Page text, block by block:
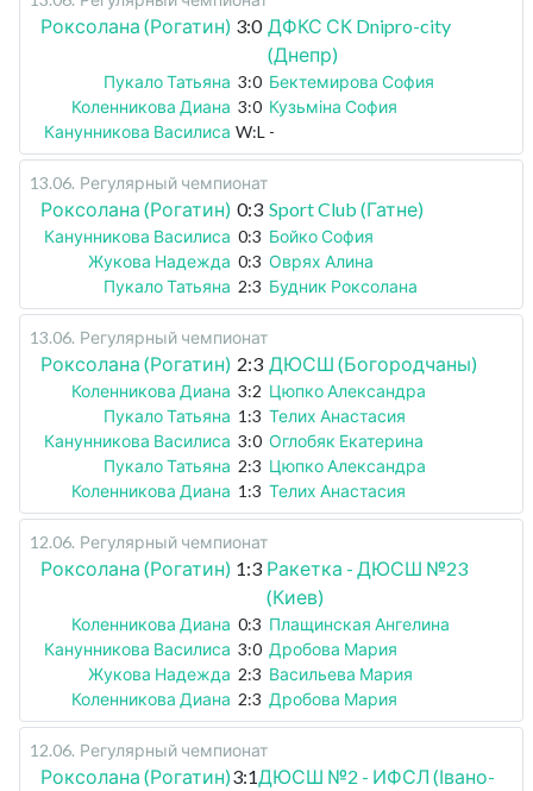
Роксолана (Рогатин) 3:0 ДФКС СК Dnipro-city
(Днепр)
Пукало Татьяна 3:0 Бектемирова София
Коленникова Диана 3:0 Кузьміна София
Канунникова Василиса W:L -
13.06. Регулярный чемпионат
Роксолана (Рогатин) 0:3 Sport Club (Гатне)
Канунникова Василиса 0:3 Бойко София
Жукова Надежда 0:3 Оврях Алина
Пукало Татьяна 2:3 Будник Роксолана
13.06. Регулярный чемпионат
Роксолана (Рогатин) 2:3 ДЮСШ (Богородчаны)
Коленникова Диана 3:2 Цюпко Александра
Пукало Татьяна 1:3 Телих Анастасия
Канунникова Василиса 3:0 Оглобяк Екатерина
Пукало Татьяна 2:3 Цюпко Александра
Коленникова Диана 1:3 Телих Анастасия
12.06. Регулярный чемпионат
Роксолана (Рогатин) 1:3 Ракетка - ДЮСШ №23
(Киев)
Коленникова Диана 0:3 Плащинская Ангелина
Канунникова Василиса 3:0 Дробова Мария
Жукова Надежда 2:3 Васильева Мария
Коленникова Диана 2:3 Дробова Мария
12.06. Регулярный чемпионат
Роксолана (Рогатин)3:1 ДЮСШ №2 - ИФСЛ (Івано-